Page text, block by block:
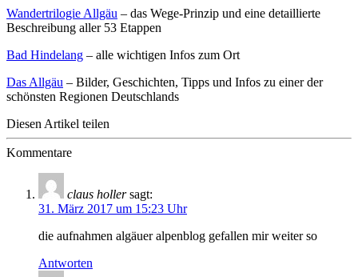
Wandertrilogie Allgäu – das Wege-Prinzip und eine detaillierte
Beschreibung aller 53 Etappen
Bad Hindelang – alle wichtigen Infos zum Ort
Das Allgäu – Bilder, Geschichten, Tipps und Infos zu einer der
schönsten Regionen Deutschlands
Diesen Artikel teilen
Kommentare
claus holler sagt:
31. März 2017 um 15:23 Uhr
die aufnahmen algäuer alpenblog gefallen mir weiter so
Antworten